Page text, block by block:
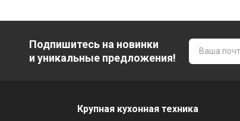
Подпишитесь на новинки
и уникальные предложения!
Крупная кухонная техника